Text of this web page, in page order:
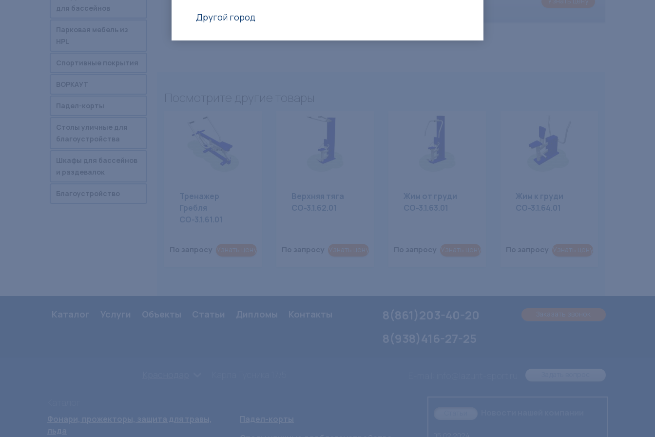
для бассейнов
Парковая мебель из
HPL
Спортивные покрытия
ВОРКАУТ
Падел-корты
Столы уличные для
благоустройства
Шкафы для бассейнов
и раздевалок
Благоустройство
Посмотрите другие товары
Тренажер
Гребля
СО-3.1.61.01
По запросу Узнать цену
Верхняя тяга
СО-3.1.62.01
По запросу Узнать цену
Жим от груди
СО-3.1.63.01
По запросу Узнать цену
Жим к груди
СО-3.1.64.01
По запросу Узнать цену
Каталог Услуги Объекты Статьи Дипломы Контакты
8(861)203-40-20
8(938)416-27-25
Заказать звонок
Другой город